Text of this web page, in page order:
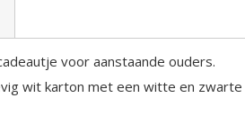
voor aanstaande ouders.
wit karton met een witte en